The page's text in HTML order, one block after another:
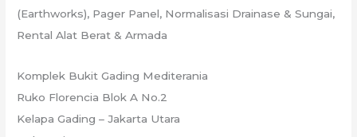
(Earthworks), Pager Panel, Normalisasi Drainase & Sungai,
Rental Alat Berat & Armada
Komplek Bukit Gading Mediterania
Ruko Florencia Blok A No.2
Kelapa Gading – Jakarta Utara